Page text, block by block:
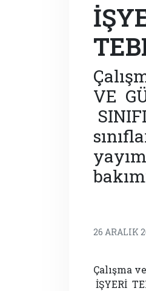
VE
26 ARALIK
Çalışma
İŞYERİ